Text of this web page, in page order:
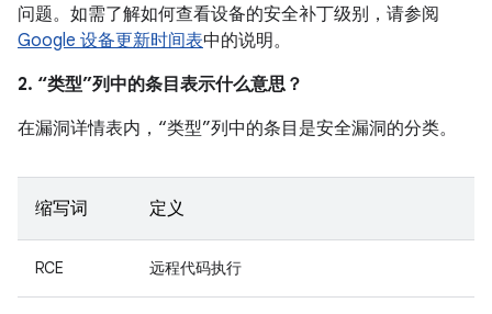
问题。如需了解如何查看设备的安全补丁级别，请参阅
Google 设备更新时间表中的说明。
2. “类型”列中的条目表示什么意思？
在漏洞详情表内，“类型”列中的条目是安全漏洞的分类。
缩写词 定义
RCE 远程代码执行